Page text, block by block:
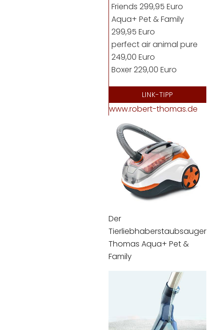
Friends 299,95 Euro
Aqua+ Pet & Family
299,95 Euro
perfect air animal pure
249,00 Euro
Boxer 229,00 Euro
LINK-TIPP
www.robert-thomas.de
Der
Tierliebhaberstaubsauger
Thomas Aqua+ Pet &
Family